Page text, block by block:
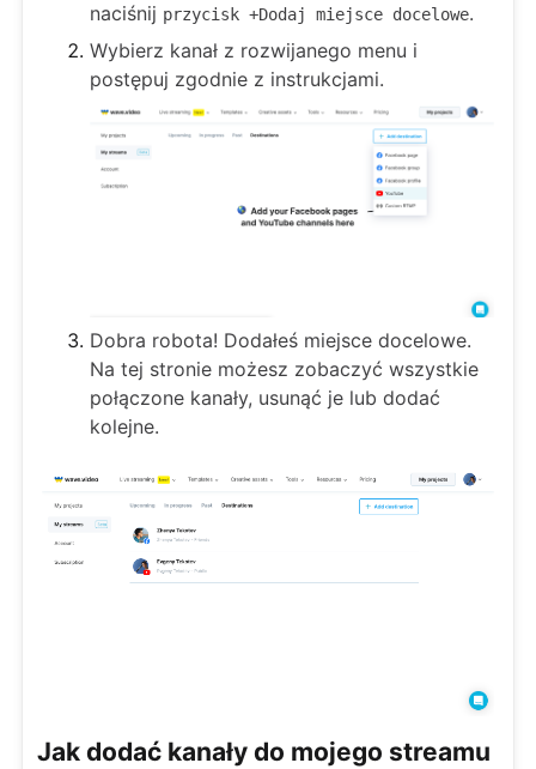
naciśnij przycisk +Dodaj miejsce docelowe.
Wybierz kanał z rozwijanego menu i
postępuj zgodnie z instrukcjami.
Dobra robota! Dodałeś miejsce docelowe.
Na tej stronie możesz zobaczyć wszystkie
połączone kanały, usunąć je lub dodać
kolejne.
Jak dodać kanały do mojego streamu